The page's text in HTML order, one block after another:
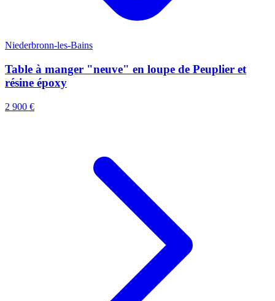
Niederbronn-les-Bains
Table à manger "neuve" en loupe de Peuplier et
résine époxy
2 900 €